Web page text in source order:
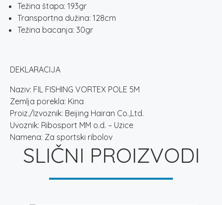
Težina štapa: 193gr
Transportna dužina: 128cm
Težina bacanja: 30gr
DEKLARACIJA
Naziv: FIL FISHING VORTEX POLE 5M
Zemlja porekla: Kina
Proiz./Izvoznik: Beijing Hairan Co.,Ltd.
Uvoznik: Ribosport MM o.d. – Uzice
Namena: Za sportski ribolov
SLIČNI PROIZVODI